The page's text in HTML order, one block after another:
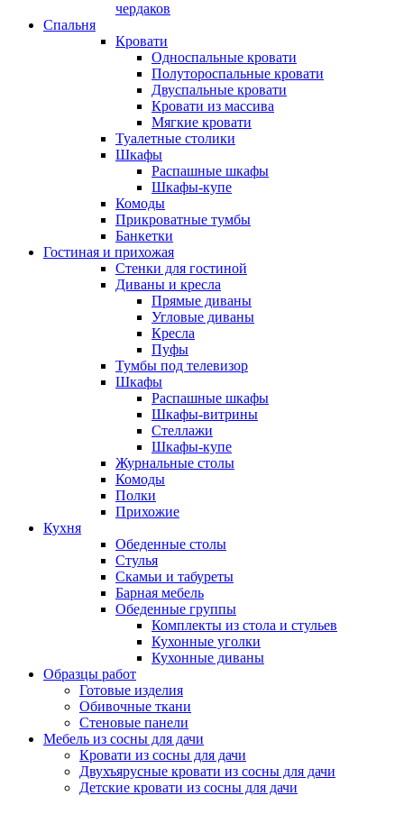
чердаков
Спальня
Кровати
Односпальные кровати
Полутороспальные кровати
Двуспальные кровати
Кровати из массива
Мягкие кровати
Туалетные столики
Шкафы
Распашные шкафы
Шкафы-купе
Комоды
Прикроватные тумбы
Банкетки
Гостиная и прихожая
Стенки для гостиной
Диваны и кресла
Прямые диваны
Угловые диваны
Кресла
Пуфы
Тумбы под телевизор
Шкафы
Распашные шкафы
Шкафы-витрины
Стеллажи
Шкафы-купе
Журнальные столы
Комоды
Полки
Прихожие
Кухня
Обеденные столы
Стулья
Скамьи и табуреты
Барная мебель
Обеденные группы
Комплекты из стола и стульев
Кухонные уголки
Кухонные диваны
Образцы работ
Готовые изделия
Обивочные ткани
Стеновые панели
Мебель из сосны для дачи
Кровати из сосны для дачи
Двухъярусные кровати из сосны для дачи
Детские кровати из сосны для дачи